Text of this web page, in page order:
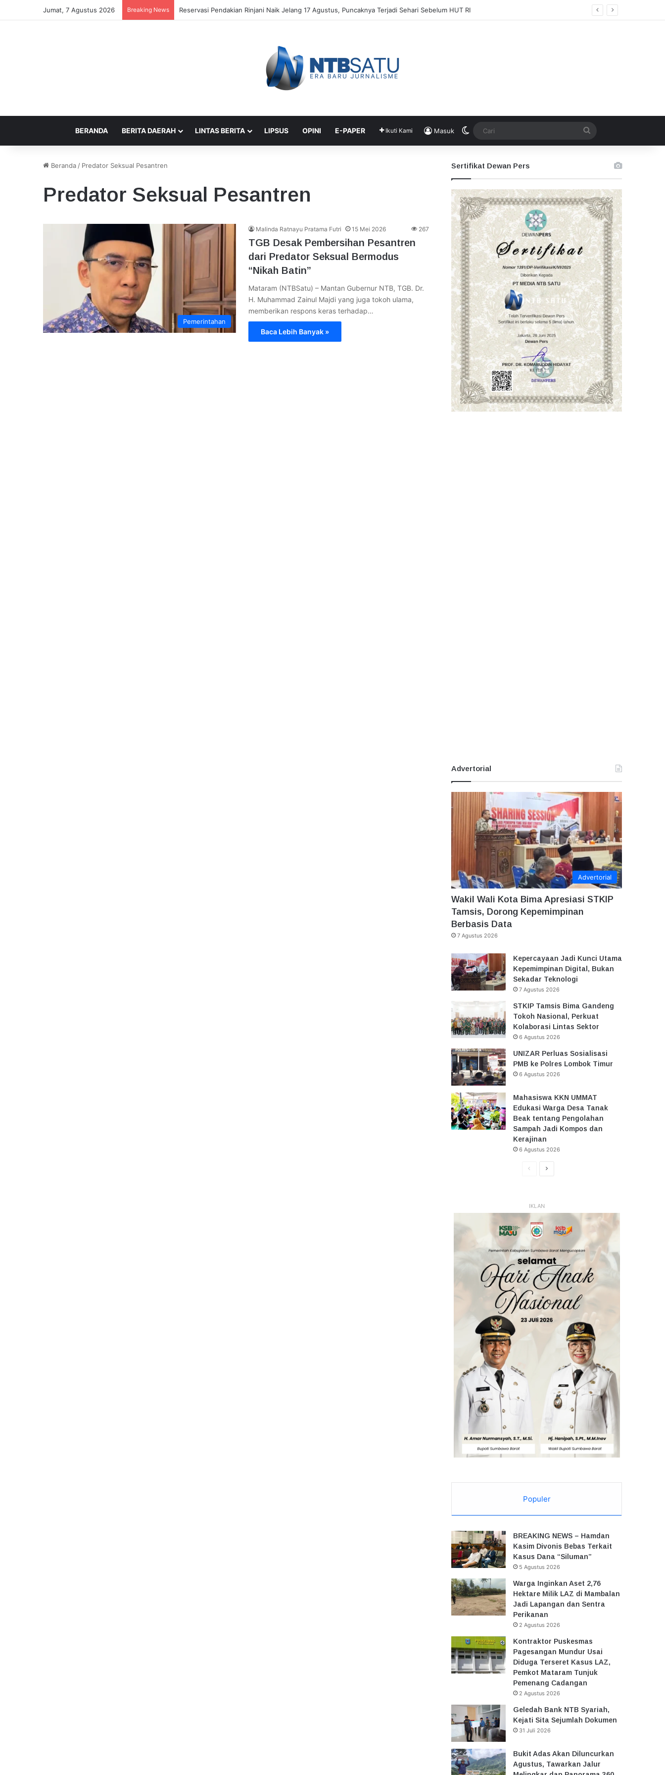
Jumat, 7 Agustus 2026 Breaking News Gubernur Iqbal Didukung Pusat Jadi Ketua KONI NTB
BERANDA BERITA DAERAH LINTAS BERITA LIPSUS OPINI E-PAPER Ikuti Kami Masuk Switch skin
Beranda / Predator Seksual Pesantren
Predator Seksual Pesantren
Pemerintahan
Malinda Ratnayu Pratama Futri 15 Mei 2026 267
TGB Desak Pembersihan Pesantren
dari Predator Seksual Bermodus
“Nikah Batin”
Mataram (NTBSatu) – Mantan Gubernur NTB, TGB. Dr.
H. Muhammad Zainul Majdi yang juga tokoh ulama,
memberikan respons keras terhadap…
Baca Lebih Banyak »
Sertifikat Dewan Pers
Advertorial
Advertorial
Wakil Wali Kota Bima Apresiasi STKIP
Tamsis, Dorong Kepemimpinan
Berbasis Data
7 Agustus 2026
Kepercayaan Jadi Kunci Utama
Kepemimpinan Digital, Bukan
Sekadar Teknologi
7 Agustus 2026
STKIP Tamsis Bima Gandeng
Tokoh Nasional, Perkuat
Kolaborasi Lintas Sektor
6 Agustus 2026
UNIZAR Perluas Sosialisasi
PMB ke Polres Lombok Timur
6 Agustus 2026
Mahasiswa KKN UMMAT
Edukasi Warga Desa Tanak
Beak tentang Pengolahan
Sampah Jadi Kompos dan
Kerajinan
6 Agustus 2026
HalamanHalaman
IKLAN
Populer
BREAKING NEWS – Hamdan
Kasim Divonis Bebas Terkait
Kasus Dana “Siluman”
5 Agustus 2026
Warga Inginkan Aset 2,76
Hektare Milik LAZ di Mambalan
Jadi Lapangan dan Sentra
Perikanan
2 Agustus 2026
Kontraktor Puskesmas
Pagesangan Mundur Usai
Diduga Terseret Kasus LAZ,
Pemkot Mataram Tunjuk
Pemenang Cadangan
2 Agustus 2026
Geledah Bank NTB Syariah,
Kejati Sita Sejumlah Dokumen
31 Juli 2026
Bukit Adas Akan Diluncurkan
Agustus, Tawarkan Jalur